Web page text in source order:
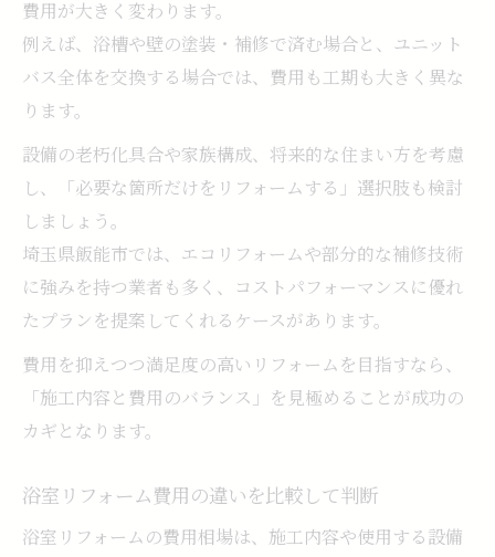
費用が大きく変わります。
例えば、浴槽や壁の塗装・補修で済む場合と、ユニット
バス全体を交換する場合では、費用も工期も大きく異な
ります。
設備の老朽化具合や家族構成、将来的な住まい方を考慮
し、「必要な箇所だけをリフォームする」選択肢も検討
しましょう。
埼玉県飯能市では、エコリフォームや部分的な補修技術
に強みを持つ業者も多く、コストパフォーマンスに優れ
たプランを提案してくれるケースがあります。
費用を抑えつつ満足度の高いリフォームを目指すなら、
「施工内容と費用のバランス」を見極めることが成功の
カギとなります。
浴室リフォーム費用の違いを比較して判断
浴室リフォームの費用相場は、施工内容や使用する設備